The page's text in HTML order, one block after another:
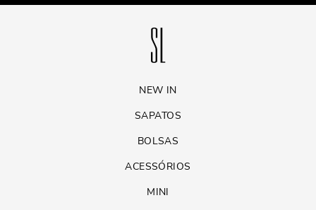
NEW IN
SAPATOS
BOLSAS
ACESSÓRIOS
MINI